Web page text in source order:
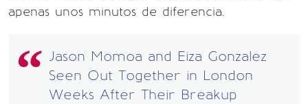
apenas unos minutos de diferencia.
Jason Momoa and Eiza Gonzalez
Seen Out Together in London
Weeks After Their Breakup